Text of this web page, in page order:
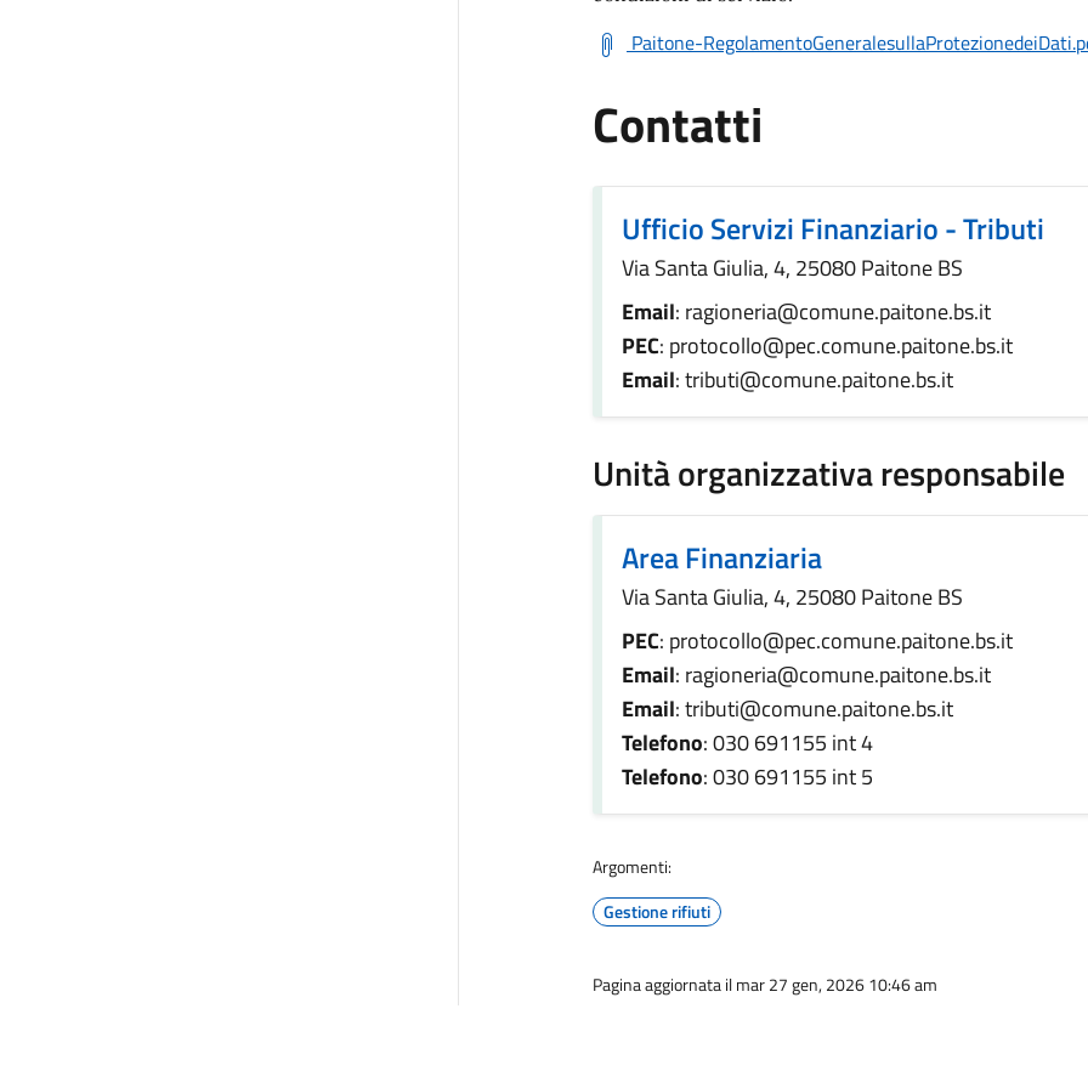
Paitone-
Contatti
Ufficio Servizi Finanziario - Tributi
Via Santa Giulia, 4, 25080 Paitone BS
Email: ragioneria@comune.paitone.bs.it
PEC: protocollo@pec.comune.paitone.bs.it
Email: tributi@comune.paitone.bs.it
Unità organizzativa responsabile
Area Finanziaria
Via Santa Giulia, 4, 25080 Paitone BS
PEC: protocollo@pec.comune.paitone.bs.it
Email: ragioneria@comune.paitone.bs.it
Email: tributi@comune.paitone.bs.it
Telefono: 030 691155 int 4
Telefono: 030 691155 int 5
Argomenti:
Gestione rifiuti
Pagina aggiornata il mar 27 gen, 2026 10:46 am